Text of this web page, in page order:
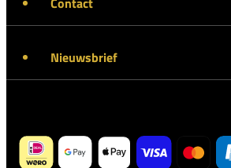
Nieuwsbrief